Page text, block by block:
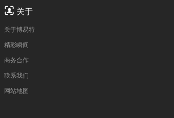
 关于
关于博易特
精彩瞬间
商务合作
联系我们
网站地图